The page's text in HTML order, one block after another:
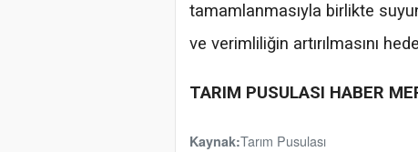
tamamlanmasıyla birlikte
ve verimliliğin artırılmasını
TARIM PUSULASI HABER
Kaynak:Tarım Pusulası